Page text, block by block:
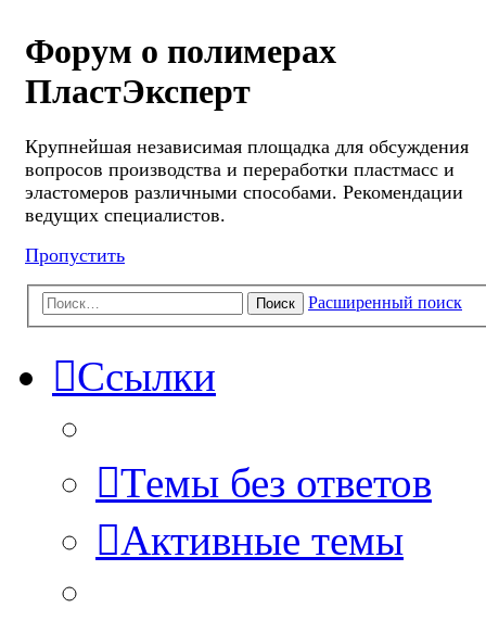
Форум о полимерах
ПластЭксперт
Крупнейшая независимая площадка для обсуждения
вопросов производства и переработки пластмасс и
эластомеров различными способами. Рекомендации
ведущих специалистов.
Пропустить
Поиск Расширенный поиск
Ссылки
Темы без ответов
Активные темы